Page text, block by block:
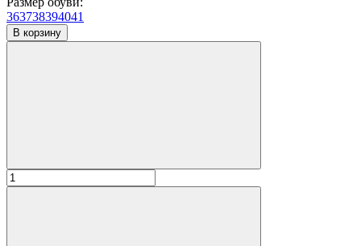
363738394041
В корзину